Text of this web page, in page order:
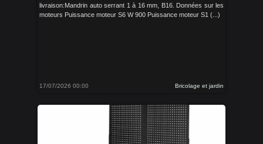
livraison:Mandrin auto serrant 1 à 16 mm, B16. Données sur les
moteurs Puissance moteur S6 W 900 Puissance moteur S1 (...)
17/07/2026 00:00 Bricolage et jardin